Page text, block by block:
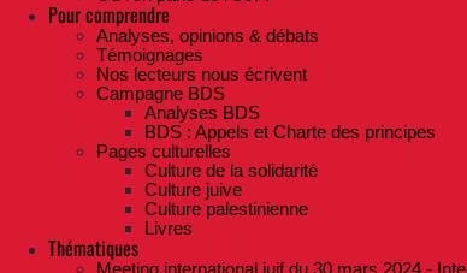
Pour comprendre
Analyses, opinions & débats
Témoignages
Nos lecteurs nous écrivent
Campagne BDS
Analyses BDS
BDS : Appels et Charte des principes
Pages culturelles
Culture de la solidarité
Culture juive
Culture palestinienne
Livres
Thématiques